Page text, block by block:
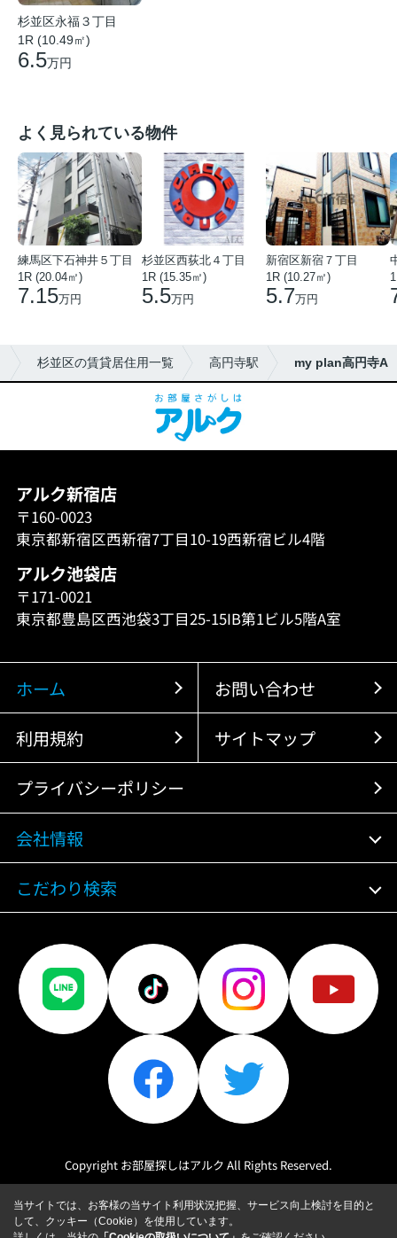
杉並区永福３丁目
1R (10.49㎡)
6.5万円
よく見られている物件
練馬区下石神井５丁目
1R (20.04㎡)
7.15万円
杉並区西荻北４丁目
1R (15.35㎡)
5.5万円
新宿区新宿７丁目
1R (10.27㎡)
5.7万円
杉並区の賃貸居住用一覧 高円寺駅 my plan高円寺A
アルク新宿店
〒160-0023
東京都新宿区西新宿7丁目10-19西新宿ビル4階
アルク池袋店
〒171-0021
東京都豊島区西池袋3丁目25-15IB第1ビル5階A室
ホーム お問い合わせ
利用規約 サイトマップ
プライバシーポリシー
会社情報
こだわり検索
Copyright お部屋探しはアルク All Rights Reserved.
当サイトでは、お客様の当サイト利用状況把握、サービス向上検討を目的と
して、クッキー（Cookie）を使用しています。